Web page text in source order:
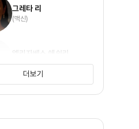
그레타 리
(맥신)
엘리자베스 애쉴리
(루스 브레너)
더보기